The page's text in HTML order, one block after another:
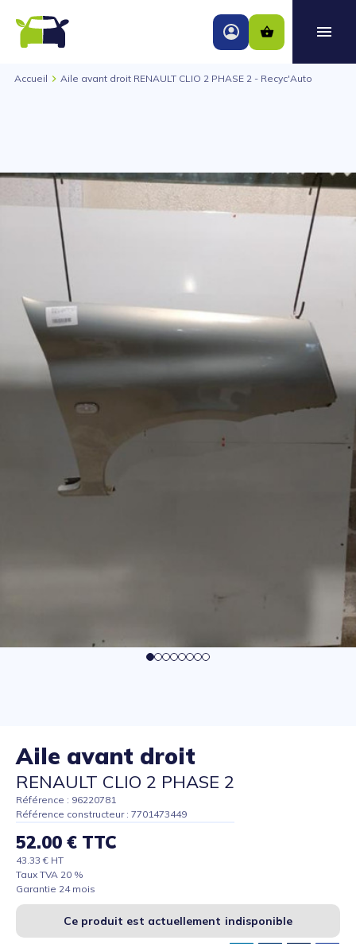
Accueil Aile avant droit RENAULT CLIO 2 PHASE 2 - Recyc'Auto
Aile avant droit
RENAULT CLIO 2 PHASE 2
Référence : 96220781
Référence constructeur : 7701473449
52.00 € TTC
43.33 € HT
Taux TVA 20 %
Garantie 24 mois
Ce produit est actuellement indisponible